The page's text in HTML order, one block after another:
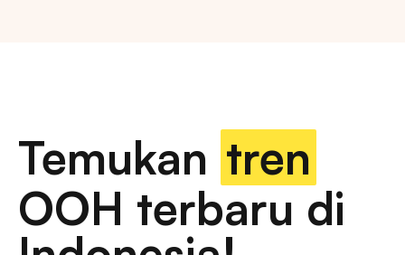
strategis di kota-kota besar di Indonesia.
Temukan billboard berkualitas dengan berbagai
pilihan ukuran dan dimensi
iklan luar ruang, papan reklame digital, papan reklame
Temukan tren
OOH terbaru di